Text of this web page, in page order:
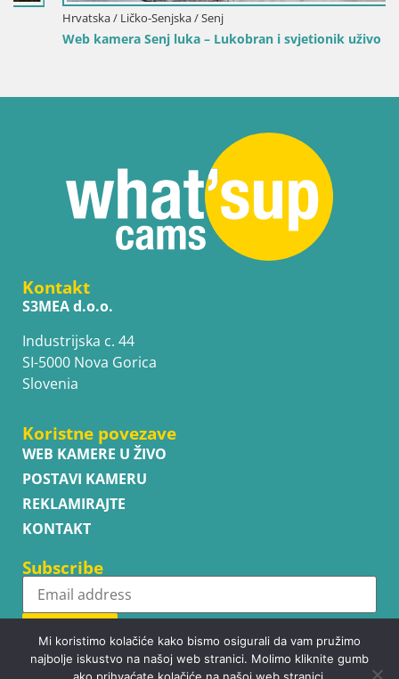
Hrvatska / Ličko-Senjska / Senj
Web kamera Senj luka – Lukobran i svjetionik uživo
Kontakt
S3MEA d.o.o.
Industrijska c. 44
SI-5000 Nova Gorica
Slovenia
Koristne povezave
WEB KAMERE U ŽIVO
POSTAVI KAMERU
REKLAMIRAJTE
KONTAKT
Subscribe
Subscribe
Mi koristimo kolačiće kako bismo osigurali da vam pružimo
najbolje iskustvo na našoj web stranici. Molimo kliknite gumb